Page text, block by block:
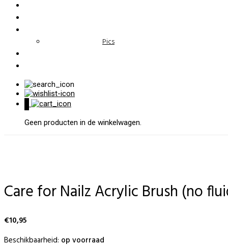
Pics
Geen producten in de winkelwagen.
Care for Nailz Acrylic Brush (no
€10,95
Beschikbaarheid: op voorraad